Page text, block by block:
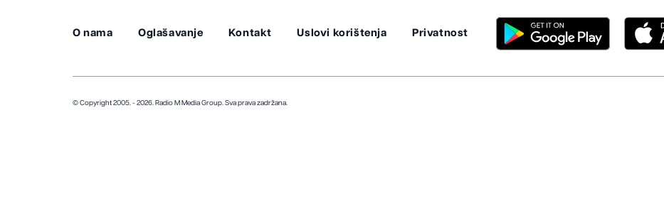
O nama Oglašavanje Kontakt Uslovi korištenja Privatnost
© Copyright 2005. - 2026. Radio M Media Group. Sva prava zadržana.